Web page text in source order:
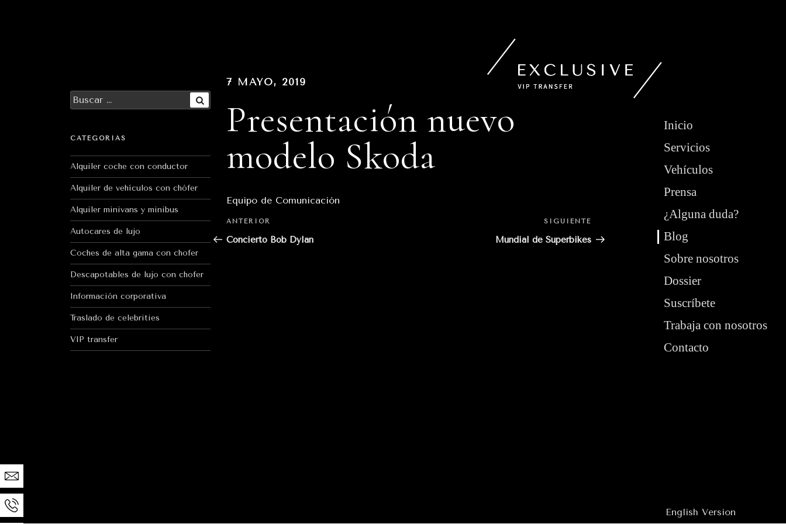
Inicio
Servicios
Vehículos
Prensa
¿Alguna duda?
Blog
Sobre nosotros
Dossier
Suscríbete
Trabaja con nosotros
Contacto
English Version
7 MAYO, 2019
Presentación nuevo
modelo Skoda
Equipo de Comunicación
Navegación
de
Entrada
anterior:
ANTERIOR
Concierto Bob Dylan
entrada
SIGUIENTE
Mundial de Superbikes
Buscar
por:
CATEGORÍAS
Alquiler coche con conductor
Alquiler de vehículos con chófer
Alquiler minivans y minibus
Autocares de lujo
Coches de alta gama con chofer
Descapotables de lujo con chofer
Información corporativa
Traslado de celebrities
VIP transfer